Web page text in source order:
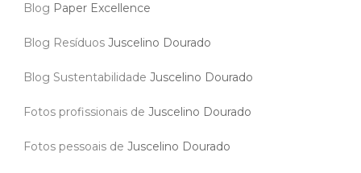
Blog Paper Excellence
Blog Resíduos Juscelino Dourado
Blog Sustentabilidade Juscelino Dourado
Fotos profissionais de Juscelino Dourado
Fotos pessoais de Juscelino Dourado